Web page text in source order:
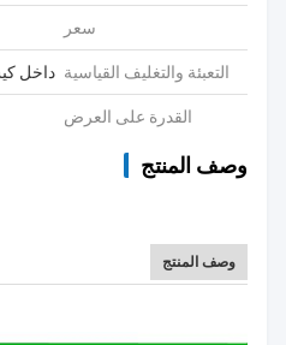
سعر
التعبئة والتغليف القياسية داخل
القدرة على العرض
وصف المنتج
وصف المنتج